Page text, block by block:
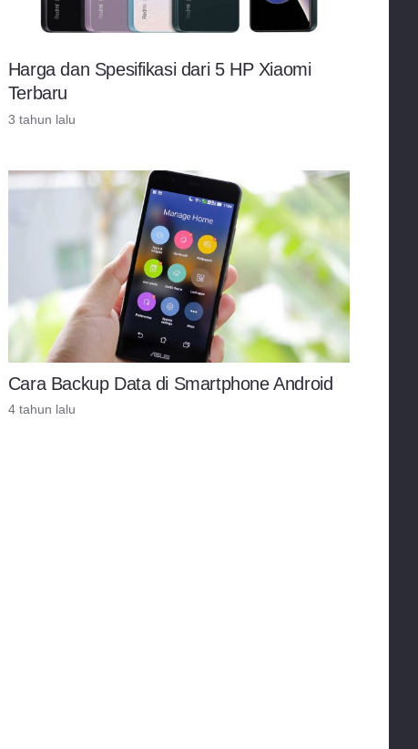
Harga dan Spesifikasi dari 5 HP Xiaomi
Terbaru
3 tahun lalu
Cara Backup Data di Smartphone Android
4 tahun lalu